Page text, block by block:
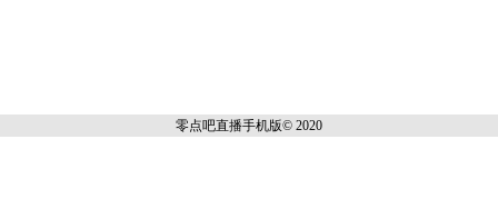
零点吧直播手机版© 2020